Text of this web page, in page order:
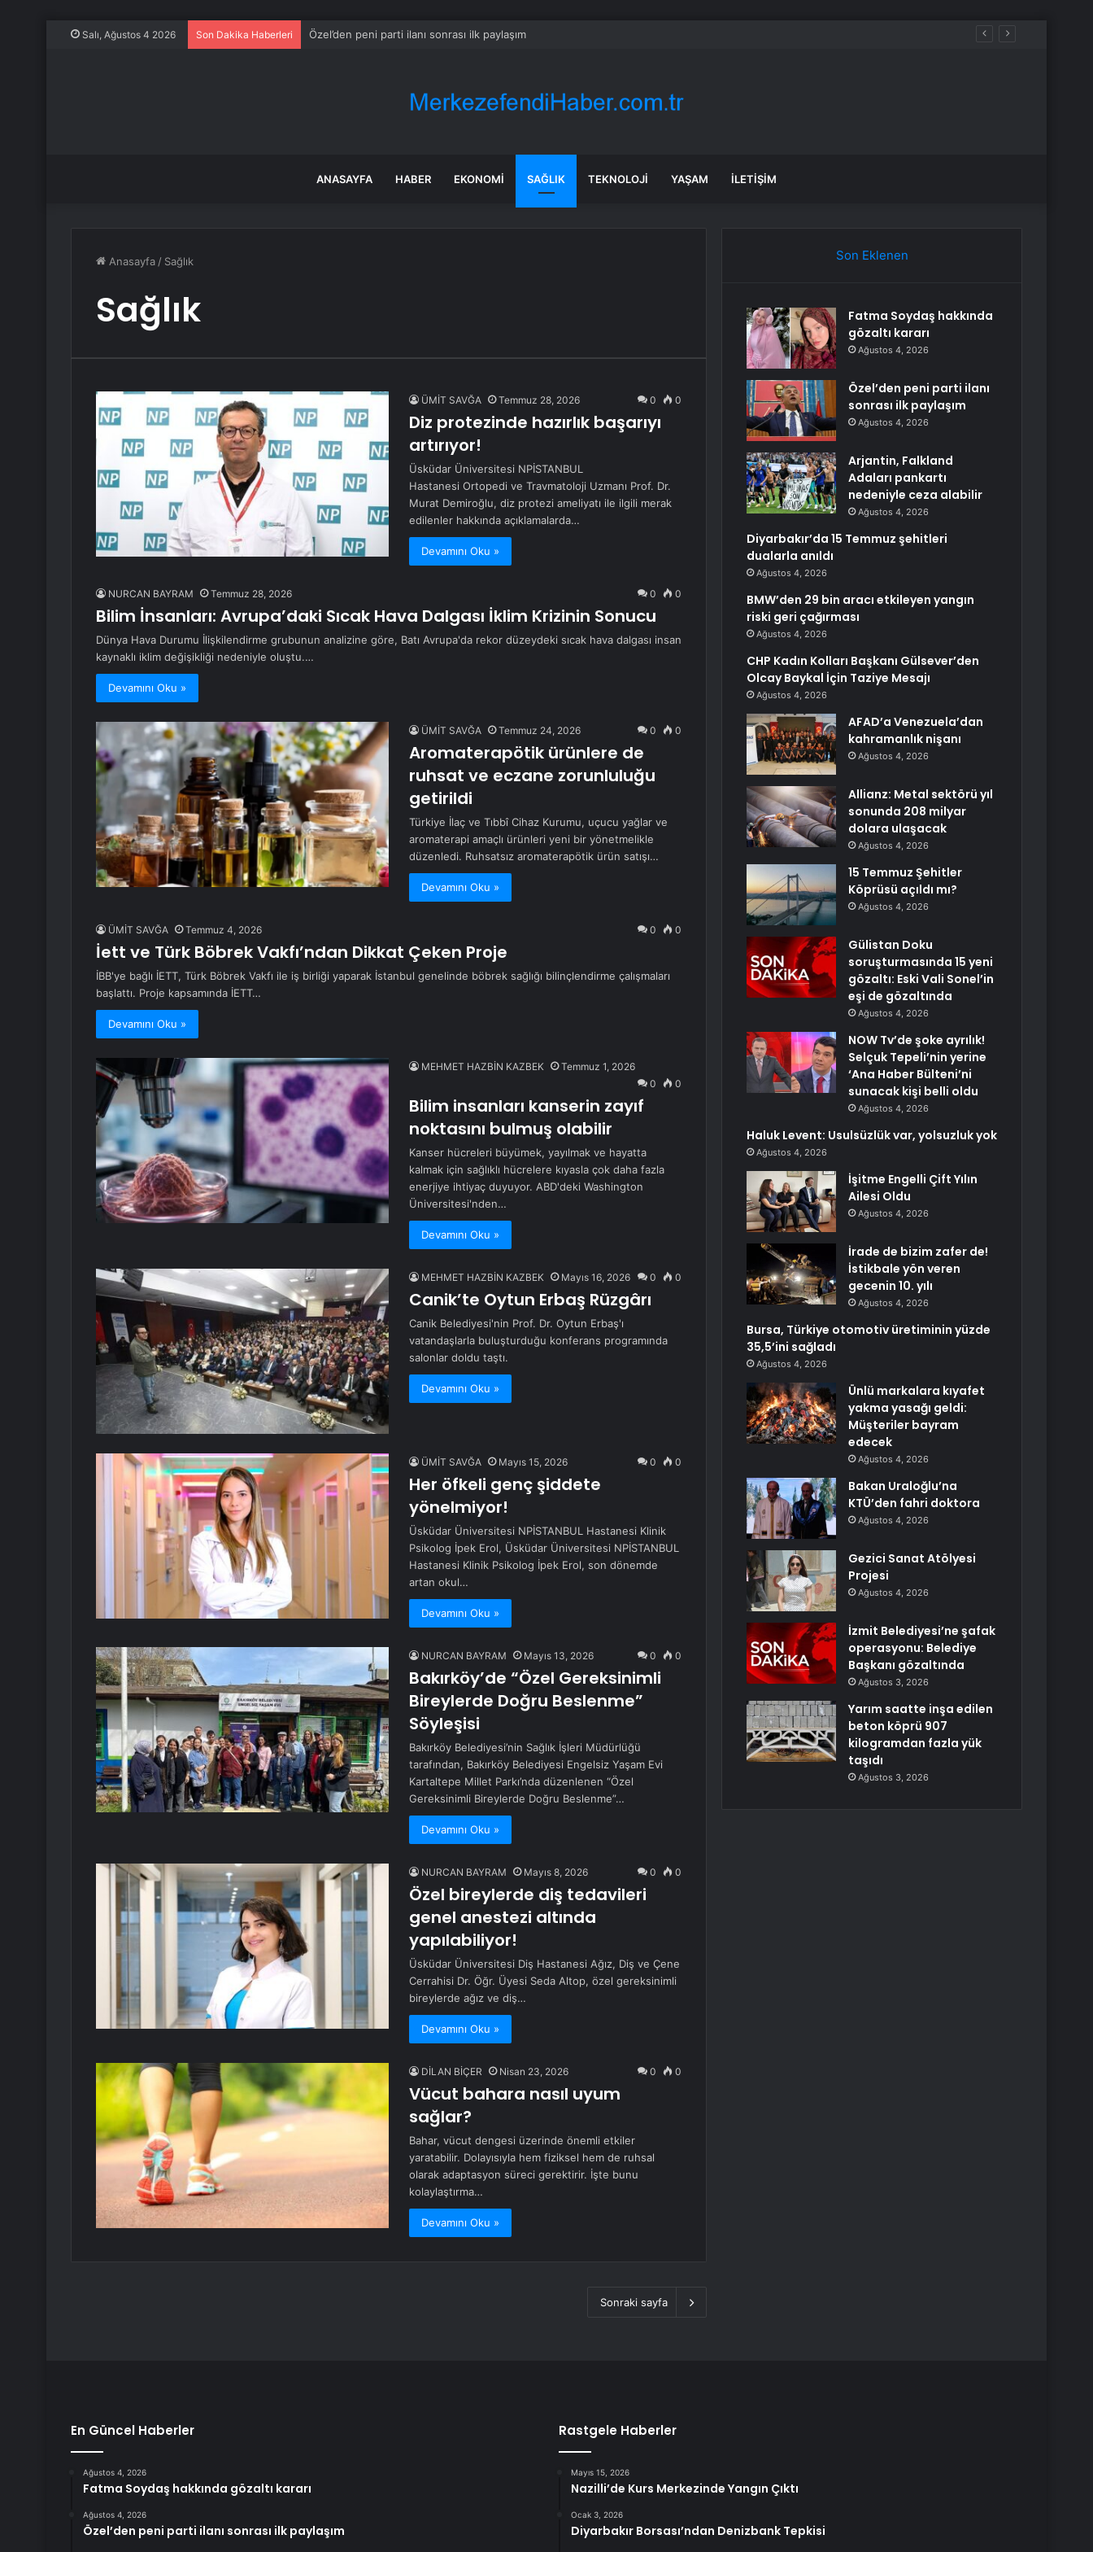
Salı, Ağustos 4 2026 Son Dakika Haberleri Özel’den peni parti ilanı sonrası ilk paylaşım
ANASAYFA HABER EKONOMI SAĞLIK TEKNOLOJI YAŞAM İLETIŞIM
Anasayfa / Sağlık
Sağlık
ÜMİT SAVĞA Temmuz 28, 2026 0 0
Diz protezinde hazırlık başarıyı
artırıyor!
Üsküdar Üniversitesi NPİSTANBUL
Hastanesi Ortopedi ve Travmatoloji Uzmanı Prof. Dr.
Murat Demiroğlu, diz protezi ameliyatı ile ilgili merak
edilenler hakkında açıklamalarda…
Devamını Oku »
NURCAN BAYRAM Temmuz 28, 2026 0 0
Bilim İnsanları: Avrupa’daki Sıcak Hava Dalgası İklim Krizinin Sonucu
Dünya Hava Durumu İlişkilendirme grubunun analizine göre, Batı Avrupa'da rekor düzeydeki sıcak hava dalgası insan
kaynaklı iklim değişikliği nedeniyle oluştu.…
Devamını Oku »
ÜMİT SAVĞA Temmuz 24, 2026 0 0
Aromaterapötik ürünlere de
ruhsat ve eczane zorunluluğu
getirildi
Türkiye İlaç ve Tıbbî Cihaz Kurumu, uçucu yağlar ve
aromaterapi amaçlı ürünleri yeni bir yönetmelikle
düzenledi. Ruhsatsız aromaterapötik ürün satışı…
Devamını Oku »
ÜMİT SAVĞA Temmuz 4, 2026 0 0
İett ve Türk Böbrek Vakfı’ndan Dikkat Çeken Proje
İBB'ye bağlı İETT, Türk Böbrek Vakfı ile iş birliği yaparak İstanbul genelinde böbrek sağlığı bilinçlendirme çalışmaları
başlattı. Proje kapsamında İETT…
Devamını Oku »
MEHMET HAZBİN KAZBEK
Temmuz 1, 2026
0
0
Bilim insanları kanserin zayıf
noktasını bulmuş olabilir
Kanser hücreleri büyümek, yayılmak ve hayatta
kalmak için sağlıklı hücrelere kıyasla çok daha fazla
enerjiye ihtiyaç duyuyor. ABD'deki Washington
Üniversitesi'nden…
Devamını Oku »
MEHMET HAZBİN KAZBEK Mayıs 16, 2026 0 0
Canik’te Oytun Erbaş Rüzgârı
Canik Belediyesi'nin Prof. Dr. Oytun Erbaş'ı
vatandaşlarla buluşturduğu konferans programında
salonlar doldu taştı.
Devamını Oku »
ÜMİT SAVĞA Mayıs 15, 2026 0 0
Her öfkeli genç şiddete
yönelmiyor!
Üsküdar Üniversitesi NPİSTANBUL Hastanesi Klinik
Psikolog İpek Erol, Üsküdar Üniversitesi NPİSTANBUL
Hastanesi Klinik Psikolog İpek Erol, son dönemde
artan okul…
Devamını Oku »
NURCAN BAYRAM Mayıs 13, 2026 0 0
Bakırköy’de “Özel Gereksinimli
Bireylerde Doğru Beslenme”
Söyleşisi
Bakırköy Belediyesi’nin Sağlık İşleri Müdürlüğü
tarafından, Bakırköy Belediyesi Engelsiz Yaşam Evi
Kartaltepe Millet Parkı’nda düzenlenen “Özel
Gereksinimli Bireylerde Doğru Beslenme”…
Devamını Oku »
NURCAN BAYRAM Mayıs 8, 2026 0 0
Özel bireylerde diş tedavileri
genel anestezi altında
yapılabiliyor!
Üsküdar Üniversitesi Diş Hastanesi Ağız, Diş ve Çene
Cerrahisi Dr. Öğr. Üyesi Seda Altop, özel gereksinimli
bireylerde ağız ve diş…
Devamını Oku »
DİLAN BİÇER Nisan 23, 2026 0 0
Vücut bahara nasıl uyum
sağlar?
Bahar, vücut dengesi üzerinde önemli etkiler
yaratabilir. Dolayısıyla hem fiziksel hem de ruhsal
olarak adaptasyon süreci gerektirir. İşte bunu
kolaylaştırma…
Devamını Oku »
Sonraki sayfa
Son Eklenen
Fatma Soydaş hakkında
gözaltı kararı
Ağustos 4, 2026
Özel’den peni parti ilanı
sonrası ilk paylaşım
Ağustos 4, 2026
Arjantin, Falkland
Adaları pankartı
nedeniyle ceza alabilir
Ağustos 4, 2026
Diyarbakır’da 15 Temmuz şehitleri
dualarla anıldı
Ağustos 4, 2026
BMW’den 29 bin aracı etkileyen yangın
riski geri çağırması
Ağustos 4, 2026
CHP Kadın Kolları Başkanı Gülsever’den
Olcay Baykal İçin Taziye Mesajı
Ağustos 4, 2026
AFAD’a Venezuela’dan
kahramanlık nişanı
Ağustos 4, 2026
Allianz: Metal sektörü yıl
sonunda 208 milyar
dolara ulaşacak
Ağustos 4, 2026
15 Temmuz Şehitler
Köprüsü açıldı mı?
Ağustos 4, 2026
Gülistan Doku
soruşturmasında 15 yeni
gözaltı: Eski Vali Sonel’in
eşi de gözaltında
Ağustos 4, 2026
NOW Tv’de şoke ayrılık!
Selçuk Tepeli’nin yerine
‘Ana Haber Bülteni’ni
sunacak kişi belli oldu
Ağustos 4, 2026
Haluk Levent: Usulsüzlük var, yolsuzluk yok
Ağustos 4, 2026
İşitme Engelli Çift Yılın
Ailesi Oldu
Ağustos 4, 2026
İrade de bizim zafer de!
İstikbale yön veren
gecenin 10. yılı
Ağustos 4, 2026
Bursa, Türkiye otomotiv üretiminin yüzde
35,5’ini sağladı
Ağustos 4, 2026
Ünlü markalara kıyafet
yakma yasağı geldi:
Müşteriler bayram
edecek
Ağustos 4, 2026
Bakan Uraloğlu’na
KTÜ’den fahri doktora
Ağustos 4, 2026
Gezici Sanat Atölyesi
Projesi
Ağustos 4, 2026
İzmit Belediyesi’ne şafak
operasyonu: Belediye
Başkanı gözaltında
Ağustos 3, 2026
Yarım saatte inşa edilen
beton köprü 907
kilogramdan fazla yük
taşıdı
Ağustos 3, 2026
En Güncel Haberler
Ağustos 4, 2026
Fatma Soydaş hakkında gözaltı kararı
Ağustos 4, 2026
Özel’den peni parti ilanı sonrası ilk paylaşım
Rastgele Haberler
Mayıs 15, 2026
Nazilli’de Kurs Merkezinde Yangın Çıktı
Ocak 3, 2026
Diyarbakır Borsası’ndan Denizbank Tepkisi